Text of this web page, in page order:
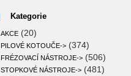
Kategorie
AKCE (20)
PILOVÉ KOTOUČE-> (374)
FRÉZOVACÍ NÁSTROJE-> (506)
STOPKOVÉ NÁSTROJE-> (481)